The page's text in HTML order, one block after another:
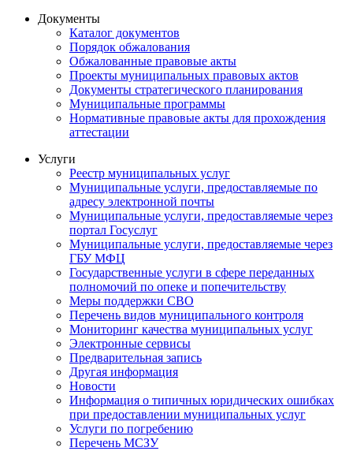
Документы
Каталог документов
Порядок обжалования
Обжалованные правовые акты
Проекты муниципальных правовых актов
Документы стратегического планирования
Муниципальные программы
Нормативные правовые акты для прохождения
аттестации
Услуги
Реестр муниципальных услуг
Муниципальные услуги, предоставляемые по
адресу электронной почты
Муниципальные услуги, предоставляемые через
портал Госуслуг
Муниципальные услуги, предоставляемые через
ГБУ МФЦ
Государственные услуги в сфере переданных
полномочий по опеке и попечительству
Меры поддержки СВО
Перечень видов муниципального контроля
Мониторинг качества муниципальных услуг
Электронные сервисы
Предварительная запись
Другая информация
Новости
Информация о типичных юридических ошибках
при предоставлении муниципальных услуг
Услуги по погребению
Перечень МСЗУ